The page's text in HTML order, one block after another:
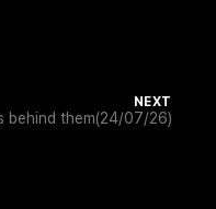
NEXT
behind them(24/07/26)